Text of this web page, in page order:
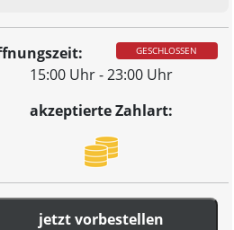
GESCHLOSSEN
15:00 Uhr - 23:00 Uhr
akzeptierte Zahlart:
jetzt vorbestellen